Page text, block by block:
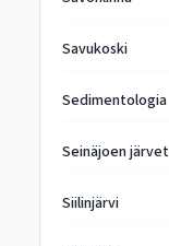
Savukoski
Sedimentologia
Seinäjoen järvet
Siilinjärvi